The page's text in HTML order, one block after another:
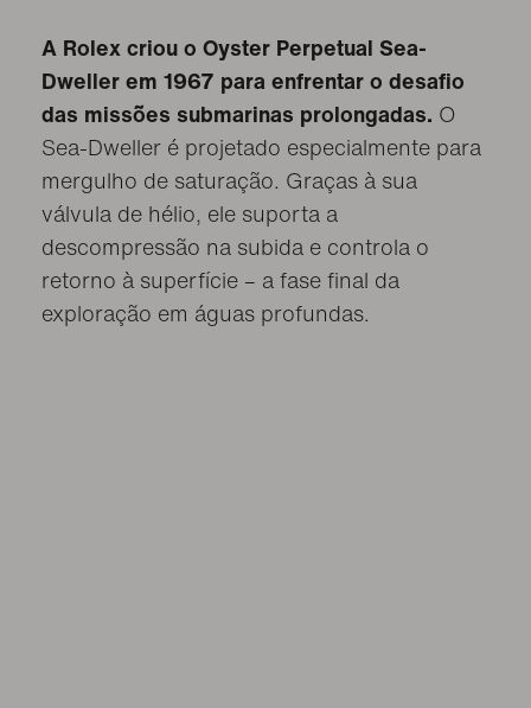
A Rolex criou o Oyster Perpetual Sea-
Dweller em 1967 para enfrentar o desafio
das missões submarinas prolongadas. O
Sea-Dweller é projetado especialmente para
mergulho de saturação. Graças à sua
válvula de hélio, ele suporta a
descompressão na subida e controla o
retorno à superfície – a fase final da
exploração em águas profundas.